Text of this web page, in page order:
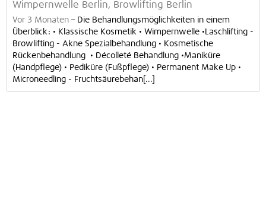
Wimpernwelle Berlin, Browlifting Berlin
Vor 3 Monaten – Die Behandlungsmöglichkeiten in einem
Überblick: • Klassische Kosmetik • Wimpernwelle •Laschlifting -
Browlifting - Akne Spezialbehandlung • Kosmetische
Rückenbehandlung • Décolleté Behandlung •Maniküre
(Handpflege) • Pediküre (Fußpflege) • Permanent Make Up •
Microneedling - Fruchtsäurebehan[...]